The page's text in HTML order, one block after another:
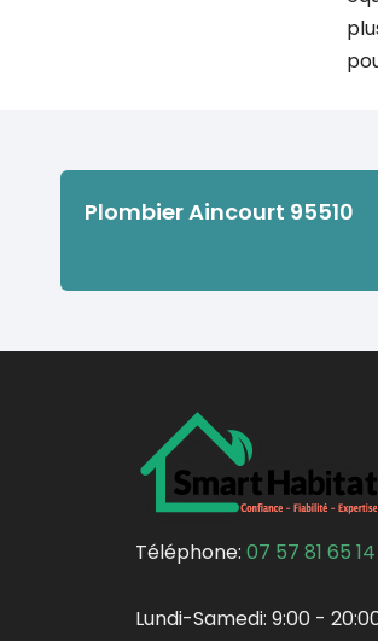
Plombier Aincourt 95510
Téléphone: 07 57 81 65 14
Lundi-Samedi: 9:00 -